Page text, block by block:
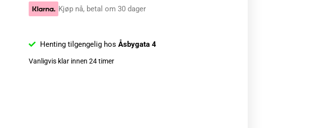
Kjøp nå, betal om 30 dager
Henting tilgengelig hos Åsbygata 4
Vanligvis klar innen 24 timer